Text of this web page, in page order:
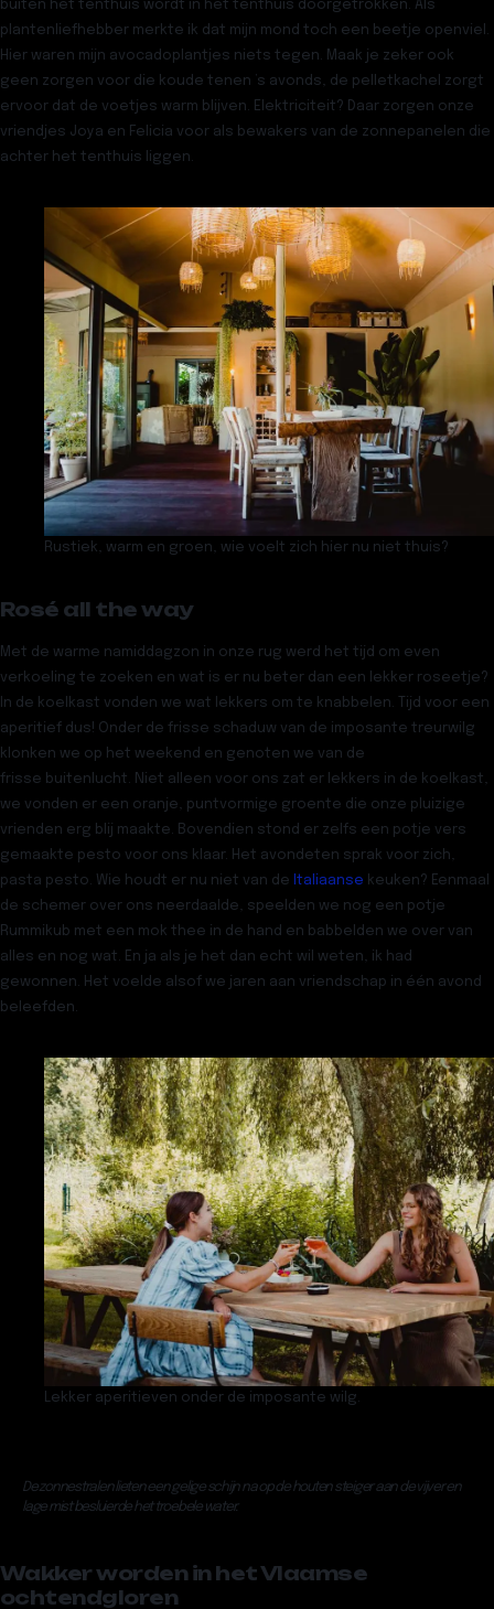
buiten het tenthuis wordt in het tenthuis doorgetrokken. Als
plantenliefhebber merkte ik dat mijn mond toch een beetje openviel.
Hier waren mijn avocadoplantjes niets tegen. Maak je zeker ook
geen zorgen voor die koude tenen ’s avonds, de pelletkachel zorgt
ervoor dat de voetjes warm blijven. Elektriciteit? Daar zorgen onze
vriendjes Joya en Felicia voor als bewakers van de zonnepanelen die
achter het tenthuis liggen.
Rustiek, warm en groen, wie voelt zich hier nu niet thuis?
Rosé all the way
Met de warme namiddagzon in onze rug werd het tijd om even
verkoeling te zoeken en wat is er nu beter dan een lekker roseetje?
In de koelkast vonden we wat lekkers om te knabbelen. Tijd voor een
aperitief dus! Onder de frisse schaduw van de imposante treurwilg
klonken we op het weekend en genoten we van de
frisse buitenlucht. Niet alleen voor ons zat er lekkers in de koelkast,
we vonden er een oranje, puntvormige groente die onze pluizige
vrienden erg blij maakte. Bovendien stond er zelfs een potje vers
gemaakte pesto voor ons klaar. Het avondeten sprak voor zich,
pasta pesto. Wie houdt er nu niet van de Italiaanse keuken? Eenmaal
de schemer over ons neerdaalde, speelden we nog een potje
Rummikub met een mok thee in de hand en babbelden we over van
alles en nog wat. En ja als je het dan echt wil weten, ik had
gewonnen. Het voelde alsof we jaren aan vriendschap in één avond
beleefden.
Lekker aperitieven onder de imposante wilg.
De zonnestralen lieten een gelige schijn na op de houten steiger aan de vijver en
lage mist besluierde het troebele water.
Wakker worden in het Vlaamse
ochtendgloren